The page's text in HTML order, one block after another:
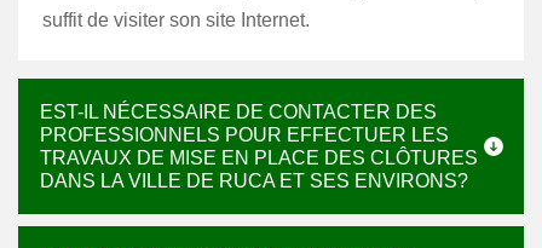
suffit de visiter son site Internet.
EST-IL NÉCESSAIRE DE CONTACTER DES
PROFESSIONNELS POUR EFFECTUER LES
TRAVAUX DE MISE EN PLACE DES CLÔTURES
DANS LA VILLE DE RUCA ET SES ENVIRONS?